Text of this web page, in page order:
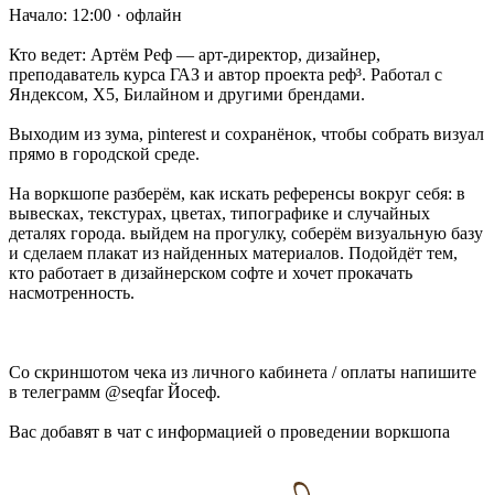
Начало: 12:00 · офлайн
Кто ведет: Артём Реф — арт-директор, дизайнер,
преподаватель курса ГАЗ и автор проекта реф³. Работал с
Яндексом, Х5, Билайном и другими брендами.
Выходим из зума, pinterest и сохранёнок, чтобы собрать визуал
прямо в городской среде.
На воркшопе разберём, как искать референсы вокруг себя: в
вывесках, текстурах, цветах, типографике и случайных
деталях города. выйдем на прогулку, соберём визуальную базу
и сделаем плакат из найденных материалов. Подойдёт тем,
кто работает в дизайнерском софте и хочет прокачать
насмотренность.
Со скриншотом чека из личного кабинета / оплаты напишите
в телеграмм @seqfar Йосеф.
Вас добавят в чат с информацией о проведении воркшопа